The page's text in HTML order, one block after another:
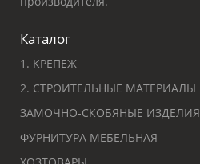
Каталог
1. КРЕПЕЖ
2. СТРОИТЕЛЬНЫЕ МАТЕРИАЛЫ
ЗАМОЧНО-СКОБЯНЫЕ ИЗДЕЛИЯ
ФУРНИТУРА МЕБЕЛЬНАЯ